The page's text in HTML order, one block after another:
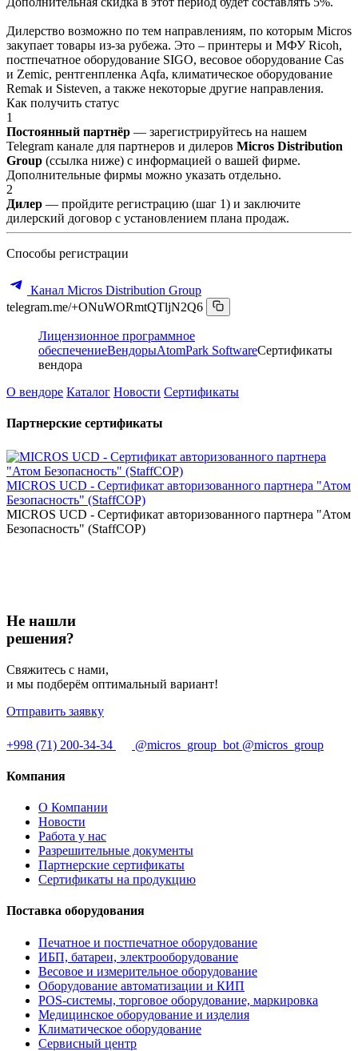
Дилерство возможно по тем направлениям, по которым Micros
закупает товары из-за рубежа. Это – принтеры и МФУ Ricoh,
постпечатное оборудование SIGO, весовое оборудование Cas
и Zemic, рентгенпленка Aqfa, климатическое оборудование
Remak и Sisteven, а также некоторые другие направления.
Как получить статус
1
Постоянный партнёр — зарегистрируйтесь на нашем
Telegram канале для партнеров и дилеров Micros Distribution
Group (ссылка ниже) с информацией о вашей фирме.
Дополнительные фирмы можно указать отдельно.
2
Дилер — пройдите регистрацию (шаг 1) и заключите
дилерский договор с установлением плана продаж.
Способы регистрации
Канал Micros Distribution Group
telegram.me/+ONuWORmtQTljN2Q6
Лицензионное программное
обеспечениеВендорыAtomPark SoftwareСертификаты
вендора
О вендоре Каталог Новости Сертификаты
Партнерские сертификаты
MICROS UCD - Сертификат авторизованного партнера "Атом
Безопасность" (StaffCOP)
MICROS UCD - Сертификат авторизованного партнера "Атом
Безопасность" (StaffCOP)
Не нашли
решения?
Свяжитесь с нами,
и мы подберём оптимальный вариант!
Отправить заявку
+998 (71) 200-34-34 @micros_group_bot @micros_group
Компания
О Компании
Новости
Работа у нас
Разрешительные документы
Партнерские сертификаты
Сертификаты на продукцию
Поставка оборудования
Печатное и постпечатное оборудование
ИБП, батареи, электрооборудование
Весовое и измерительное оборудование
Оборудование автоматизации и КИП
POS-системы, торговое оборудование, маркировка
Медицинское оборудование и изделия
Климатическое оборудование
Сервисный центр